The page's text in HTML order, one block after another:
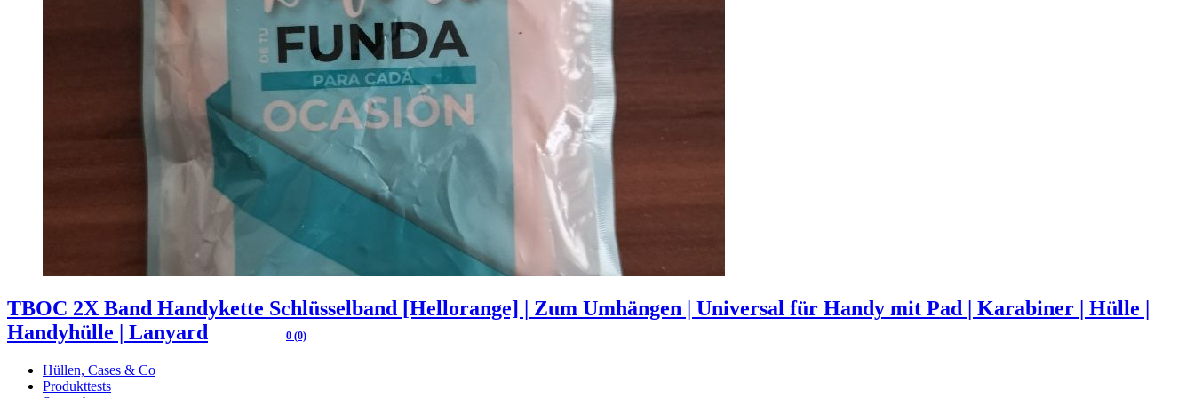
TBOC 2X Band Handykette Schlüsselband [Hellorange] | Zum Umhängen | Universal für Handy mit Pad | Karabiner | Hülle |
Handyhülle | Lanyard
0 (0)
Hüllen, Cases & Co
Produkttests